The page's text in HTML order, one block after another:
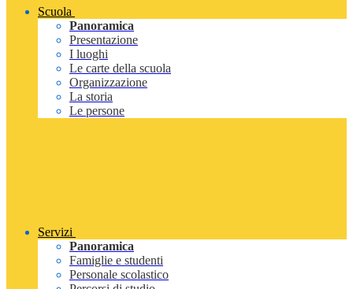
Scuola
Panoramica
Presentazione
I luoghi
Le carte della scuola
Organizzazione
La storia
Le persone
Servizi
Panoramica
Famiglie e studenti
Personale scolastico